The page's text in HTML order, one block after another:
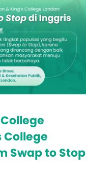
College
Swap to Stop